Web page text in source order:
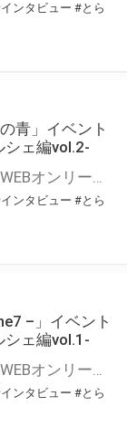
ンタビュー #とら
青」イベント
シェ編vol.2-
こんにちは、とらのあなWEBオンリー運営スタッフです。 新たにお届けする、イベント主催者インタビュー-マルシェ編-は、 とらのあなWEBオンリー「マルシェ」をご利用の主催様に 「マルシェ」を使ってイベントを開催した感想や心がけをお聞きする企画です。 今回は、WEBオンリー初開催「駄菓子と唐揚げ、きみの青」より、 主催のぎこ六屋様にお話を伺いました。 協力：ぎこ六屋様／イベント公式Twitter（@krkgwks） とらのあなWEBオンリー「マルシェ」とは？ WEBオンリーでリアルタイムでコミュニケーションがとれるオンライン会場です。
ンタビュー #とら
–」イベント
シェ編vol.1-
こんにちは、とらのあなWEBオンリー運営スタッフです。 新たにお届けする、イベント主催者インタビュー-マルシェ編-は、 とらのあなWEBオンリー「マルシェ」をご利用した主催様に 「マルシェ」を使って開催した感想や心がけをお聞きする企画です。 今回は、WEBオンリー開催7回目迎えた「マレシルプラン – Online7 –」より、 主催の玉川うた様にお話を伺いました。 ▼マレシルプランのインタビュー前回記事 「イベント主催者インタビュー vol.6」はこちら 協力：玉川うた様（マレシルプラン実行委員会 代表）／イベント公式Twitter（@mallesil_plan） とらのあなWEBオンリー「マルシェ」とは？ WEBオンリーでリアルタイムでコミュニケーションがとれるオンライン会場です。
ンタビュー #とら